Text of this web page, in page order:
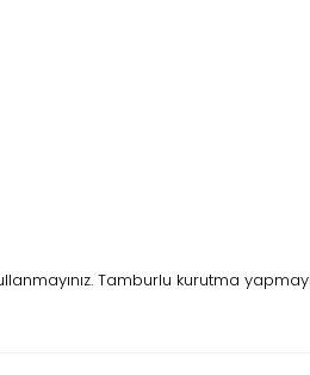
Tamburlu kurutma